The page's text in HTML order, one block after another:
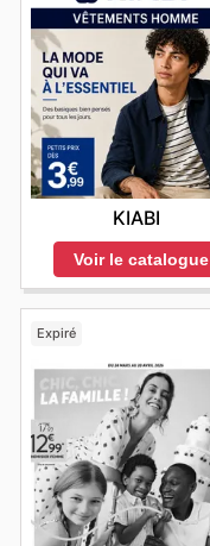
KIABI
Voir le catalogue
Expiré